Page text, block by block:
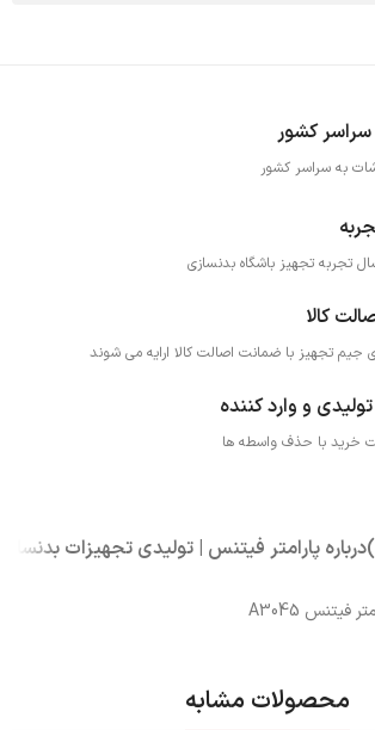
سراسر کشور
به سراسر کشور
کالا
جیم تجهیز با ضمانت اصالت کالا ارایه می شوند
و وارد کننده
خرید با حذف واسطه ها
درباره پارامتر فیتنس | تولیدی تجهیزات
محصولات مشابه